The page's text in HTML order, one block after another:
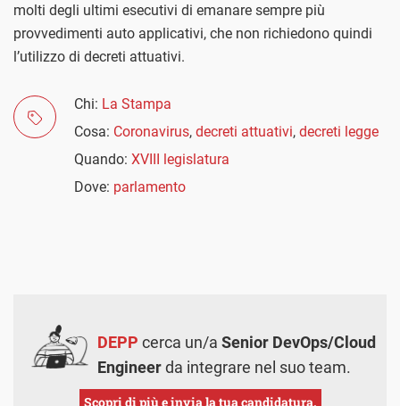
molti degli ultimi esecutivi di emanare sempre più
provvedimenti auto applicativi, che non richiedono quindi
l’utilizzo di decreti attuativi.
Chi: La Stampa
Cosa: Coronavirus, decreti attuativi, decreti legge
Quando: XVIII legislatura
Dove: parlamento
DEPP cerca un/a Senior DevOps/Cloud
Engineerda integrare nel suo team.
Scopri di più e invia la tua candidatura.